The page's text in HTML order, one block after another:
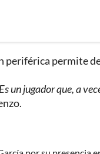
periférica permite
un jugador que, a